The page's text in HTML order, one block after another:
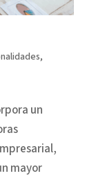
,
un
mayor